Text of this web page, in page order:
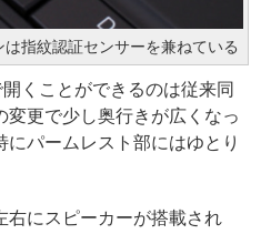
指紋認証センサーを兼ねている
くことができるのは従来同
更で少し奥行きが広くなっ
パームレスト部にはゆとり
にスピーカーが搭載され